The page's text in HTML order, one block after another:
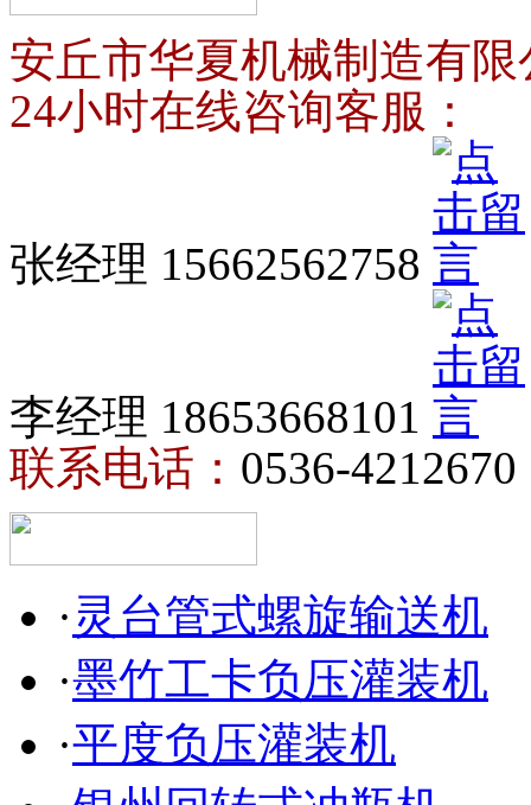
安丘市华夏机械制造有限
24小时在线咨询客服：
张经理 15662562758
李经理 18653668101
联系电话： 0536-4212670
· 灵台管式螺旋输送机
·墨竹工卡负压灌装机
·平度负压灌装机